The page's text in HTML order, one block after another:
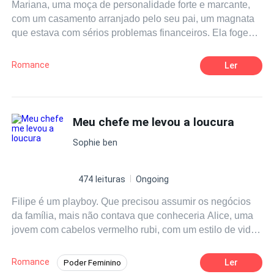
Mariana, uma moça de personalidade forte e marcante,
com um casamento arranjado pelo seu pai, um magnata
que estava com sérios problemas financeiros. Ela foge
nessa fuga iria encontrar seu verdadeiro amor, terá vários
desencontros e confusões, para se unir a esse amor. Seu
empresa, mesmo que para isso tivesse que sacrificar sua
filha. Era uma questão de honra para ele. Mas Mariana
lutaria até o fim, pela sua liberdade, principalmente agora
Romance Ler
Meu chefe me levou a loucura
Sophie ben
474 leituras Ongoing
Filipe é um playboy. Que precisou assumir os negócios
da família, mais não contava que conheceria Alice, uma
jovem com cabelos vermelho rubi, com um estilo de vida
ela vai mexer com todos os sentidos dele, até os que ele
Romance Poder Feminino Ler